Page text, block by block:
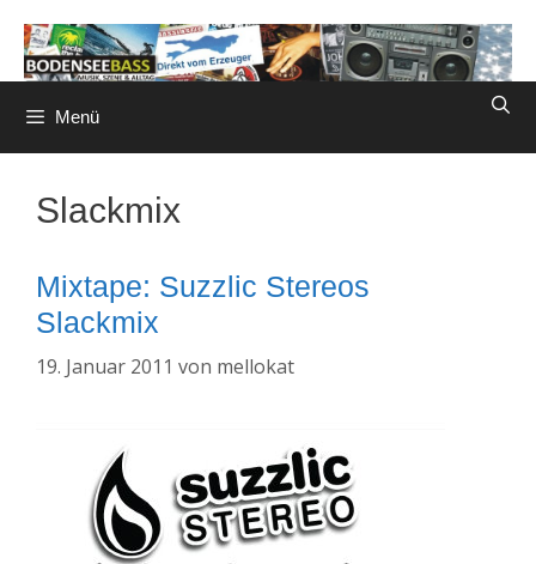
Inhalt
springen
Menü
Slackmix
Mixtape: Suzzlic Stereos
Slackmix
19. Januar 2011 von mellokat